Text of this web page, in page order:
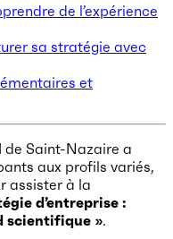
de l’expérience
sa stratégie avec
et
de Saint-Nazaire a
aux profils variés,
assister à la
d’entreprise :
scientifique ».